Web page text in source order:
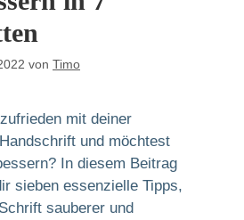
von Timo
mit deiner
und möchtest
In diesem Beitrag
sieben essenzielle Tipps,
sauberer und